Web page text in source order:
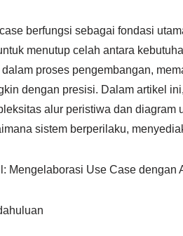
berfungsi sebagai fondasi
menutup celah antara
dalam proses pengembangan,
dengan presisi. Dalam artikel
alur peristiwa dan diagram
sistem berperilaku,
Mengelaborasi Use Case dengan